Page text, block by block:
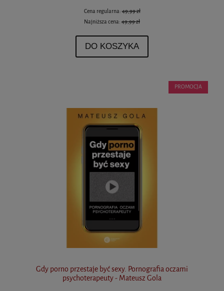
Cena regularna:49,99 zł
Najniższa cena: 49,99 zł
DO KOSZYKA
Gdy porno przestaje być sexy. Pornografia oczami
psychoterapeuty - Mateusz Gola
PROMOCJA